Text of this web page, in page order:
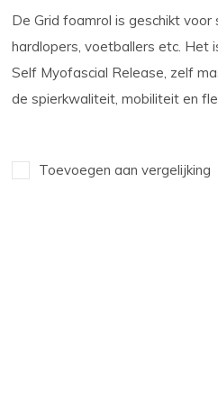
De Grid foamrol is geschikt
hardlopers, voetballers etc. Het
Self Myofascial Release, zelf
de spierkwaliteit, mobiliteit en
Toevoegen aan vergelijking